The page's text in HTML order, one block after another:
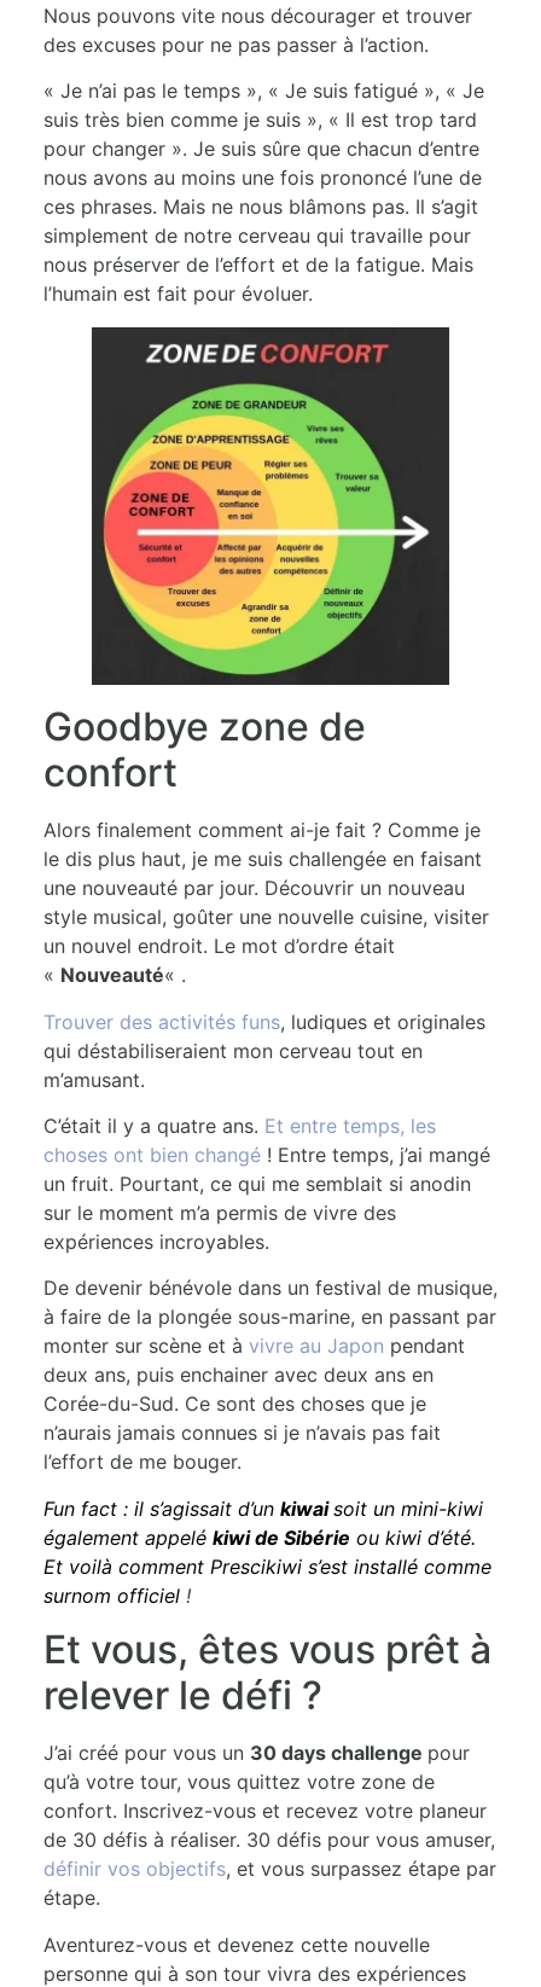
Nous pouvons vite nous décourager et trouver
des excuses pour ne pas passer à l’action.
« Je n’ai pas le temps », « Je suis fatigué », « Je
suis très bien comme je suis », « Il est trop tard
pour changer ». Je suis sûre que chacun d’entre
nous avons au moins une fois prononcé l’une de
ces phrases. Mais ne nous blâmons pas. Il s’agit
simplement de notre cerveau qui travaille pour
nous préserver de l’effort et de la fatigue. Mais
l’humain est fait pour évoluer.
Goodbye zone de
confort
Alors finalement comment ai-je fait ? Comme je
le dis plus haut, je me suis challengée en faisant
une nouveauté par jour. Découvrir un nouveau
style musical, goûter une nouvelle cuisine, visiter
un nouvel endroit. Le mot d’ordre était
« Nouveauté« .
Trouver des activités funs, ludiques et originales
qui déstabiliseraient mon cerveau tout en
m’amusant.
C’était il y a quatre ans. Et entre temps, les
choses ont bien changé! Entre temps, j’ai mangé
un fruit. Pourtant, ce qui me semblait si anodin
sur le moment m’a permis de vivre des
expériences incroyables.
De devenir bénévole dans un festival de musique,
à faire de la plongée sous-marine, en passant par
monter sur scène et à vivre au Japon pendant
deux ans, puis enchainer avec deux ans en
Corée-du-Sud. Ce sont des choses que je
n’aurais jamais connues si je n’avais pas fait
l’effort de me bouger.
Fun fact : il s’agissait d’un kiwaisoit un mini-kiwi
également appelé kiwi de Sibérie ou kiwi d’été.
Et voilà comment Prescikiwi s’est installé comme
surnom officiel!
Et vous, êtes vous prêt à
relever le défi ?
J’ai créé pour vous un 30 days challenge pour
qu’à votre tour, vous quittez votre zone de
confort. Inscrivez-vous et recevez votre planeur
de 30 défis à réaliser. 30 défis pour vous amuser,
définir vos objectifs, et vous surpassez étape par
étape.
Aventurez-vous et devenez cette nouvelle
personne qui à son tour vivra des expériences